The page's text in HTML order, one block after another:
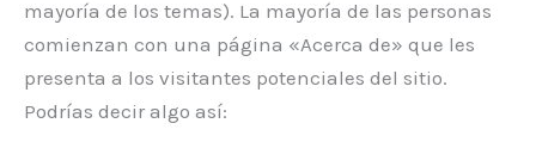
mayoría de los temas). La mayoría de las personas
comienzan con una página «Acerca de» que les
presenta a los visitantes potenciales del sitio.
Podrías decir algo así: